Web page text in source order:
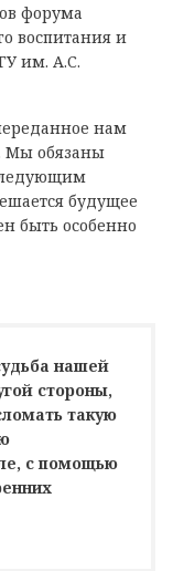
форума
воспитания и
им. А.С.
нам
Мы обязаны
будущее
быть особенно
нашей
стороны,
такую
с помощью